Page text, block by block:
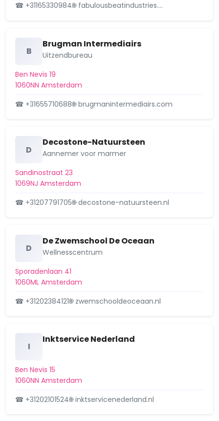
Burgwallen-Oude Zijde
Chassébuurt
Da Costabuurt
Dapperbuurt
De Kolenkit
De Punt
Erasmuspark
Frankendael
Geerdinkhof/Kantershof
Geuzenbuurt
Geuzenveld
☎ +31165330984🌐 fabulousbeatindustries.…
B
Brugman Intermediairs
Uitzendbureau
Ben Nevis 19
1060NN Amsterdam
☎ +31655710688🌐 brugmanintermediairs.com
D
Decostone-Natuursteen
Aannemer voor marmer
Sandinostraat 23
1069NJ Amsterdam
☎ +31207791705🌐 decostone-natuursteen.nl
D
De Zwemschool De Oceaan
Wellnesscentrum
Sporadenlaan 41
1060ML Amsterdam
☎ +31202384121🌐 zwemschooldeoceaan.nl
I
Inktservice Nederland
Ben Nevis 15
1060NN Amsterdam
☎ +31202101524🌐 inktservicenederland.nl